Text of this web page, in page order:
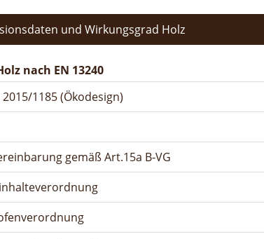
und Wirkungsgrad Holz
nach EN 13240
1185 (Ökodesign)
gemäß Art.15a B-VG